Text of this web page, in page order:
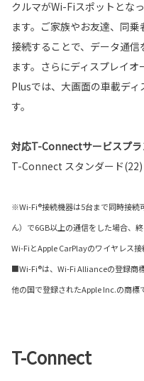
クルマがWi-Fiスポットとな
ます。ご家族やお友達、同
接続することで、データ通
ます。さらにディスプレイオ
Plusでは、大画面の車載デ
す。
対応T-Connectサービスプラ
T-Connect スタンダード
※Wi-Fi®接続機器は5台まで同時接
ん）で6GB以上の通信をした場合
Wi-FiとApple CarPlayのワイヤレス接
■Wi-Fi®は、Wi-Fi Allianceの登録商
他の国で登録されたApple Inc.の商標
T-Connect